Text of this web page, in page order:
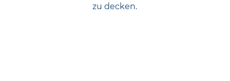
zu decken.